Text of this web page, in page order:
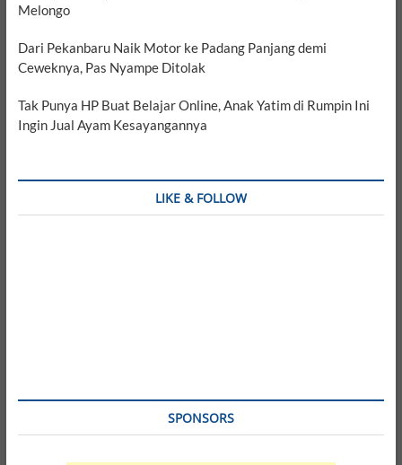
Melongo
Dari Pekanbaru Naik Motor ke Padang Panjang demi
Ceweknya, Pas Nyampe Ditolak
Tak Punya HP Buat Belajar Online, Anak Yatim di Rumpin Ini
Ingin Jual Ayam Kesayangannya
LIKE & FOLLOW
SPONSORS